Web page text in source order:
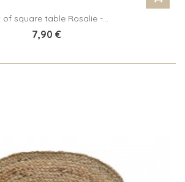
of square table Rosalie -...
7,90 €